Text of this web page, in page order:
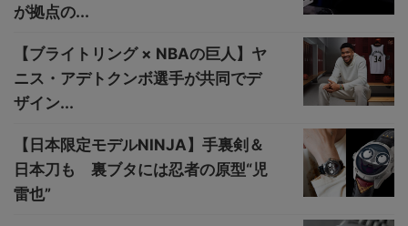
が拠点の...
【ブライトリング × NBAの巨人】ヤ
ニス・アデトクンボ選手が共同でデ
ザイン...
【日本限定モデルNINJA】手裏剣＆
日本刀も 裏ブタには忍者の原型“児
雷也”